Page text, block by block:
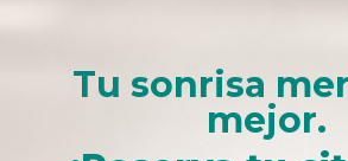
Tu sonrisa
mejor.